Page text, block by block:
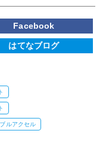
Facebook
はてなブログ
ルアクセル